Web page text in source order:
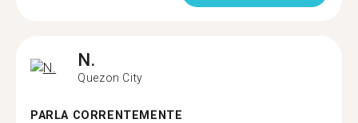
N.
Quezon City
PARLA CORRENTEMENTE